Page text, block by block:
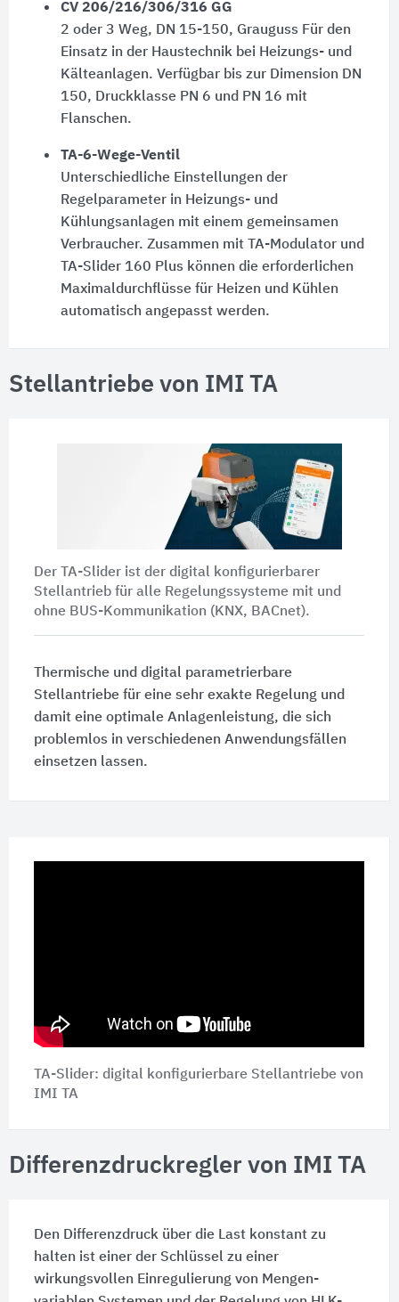
CV 206/216/306/316 GG
2 oder 3 Weg, DN 15-150, Grauguss Für den
Einsatz in der Haustechnik bei Heizungs- und
Kälteanlagen. Verfügbar bis zur Dimension DN
150, Druckklasse PN 6 und PN 16 mit
Flanschen.
TA-6-Wege-Ventil
Unterschiedliche Einstellungen der
Regelparameter in Heizungs- und
Kühlungsanlagen mit einem gemeinsamen
Verbraucher. Zusammen mit TA-Modulator und
TA-Slider 160 Pluskönnen die erforderlichen
Maximaldurchflüsse für Heizen und Kühlen
automatisch angepasst werden.
Stellantriebe von IMI TA
Der TA-Slider ist der digital konfigurierbarer
Stellantrieb für alle Regelungssysteme mit und
ohne BUS-Kommunikation (KNX, BACnet).
Thermische und digital parametrierbare
Stellantriebe für eine sehr exakte Regelung und
damit eine optimale Anlagenleistung, die sich
problemlos in verschiedenen Anwendungsfällen
einsetzen lassen.
TA-Slider: digital konfigurierbare Stellantriebe von
IMI TA
Differenzdruckregler von IMI TA
Den Differenzdruck über die Last konstant zu
halten ist einer der Schlüssel zu einer
wirkungsvollen Einregulierung von Mengen-